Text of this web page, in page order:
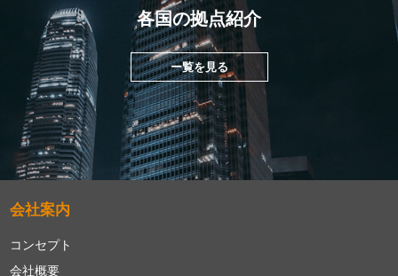
各国の拠点紹介
ー覧を見る
会社案内
コンセプト
会社概要